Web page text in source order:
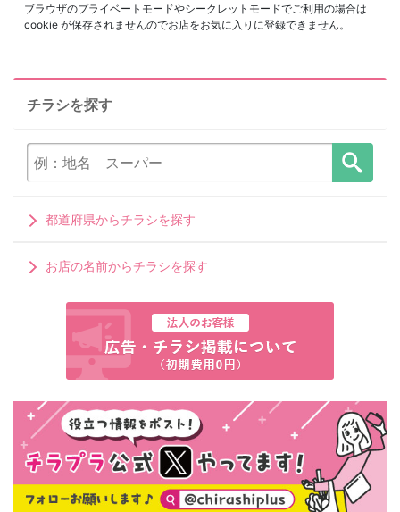
ブラウザのプライベートモードやシークレットモードでご利用の場合は
cookie が保存されませんのでお店をお気に入りに登録できません。
チラシを探す
都道府県からチラシを探す
お店の名前からチラシを探す